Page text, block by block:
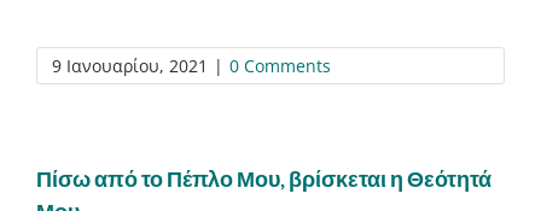
9 Ιανουαρίου, 2021 | 0 Comments
Πίσω από το Πέπλο Μου, βρίσκεται η Θεότητά